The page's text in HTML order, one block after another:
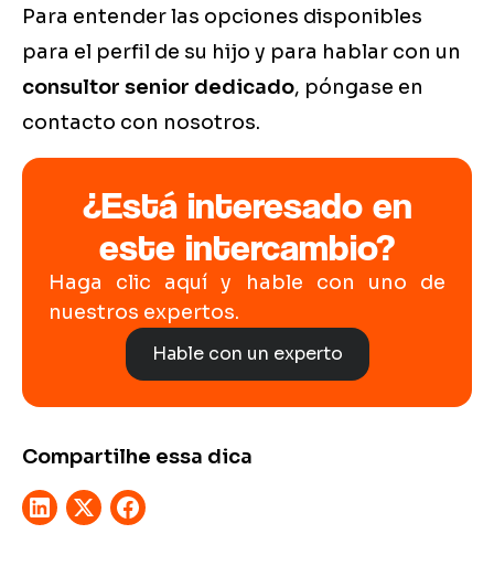
Para entender las opciones disponibles
para el perfil de su hijo y para hablar con un
consultor senior dedicado, póngase en
contacto con nosotros.
¿Está interesado en
este intercambio?
Haga clic aquí y hable con uno de
nuestros expertos.
Hable con un experto
Compartilhe essa dica